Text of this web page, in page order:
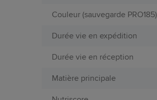
Couleur (sauvegarde PRO185)
Durée vie en expédition
Durée vie en réception
Matière principale